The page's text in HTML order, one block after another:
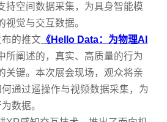
持空间数据采集，为具身智能模
视觉与交互数据。
布的推文 《Hello Data：为物理AI
所阐述的，真实、高质量的行为
关键。本次展会现场，观众将亲
何通过遥操作与视频数据采集，为
数据。